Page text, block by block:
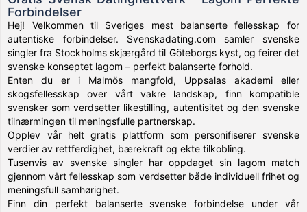
Forbindelser
Hej! Velkommen til Sveriges mest balanserte fellesskap for
autentiske forbindelser. Svenskadating.com samler svenske
singler fra Stockholms skjærgård til Göteborgs kyst, og feirer det
svenske konseptet lagom – perfekt balanserte forhold.
Enten du er i Malmös mangfold, Uppsalas akademi eller
skogsfellesskap over vårt vakre landskap, finn kompatible
svensker som verdsetter likestilling, autentisitet og den svenske
tilnærmingen til meningsfulle partnerskap.
Opplev vår helt gratis plattform som personifiserer svenske
verdier av rettferdighet, bærekraft og ekte tilkobling.
Tusenvis av svenske singler har oppdaget sin lagom match
gjennom vårt fellesskap som verdsetter både individuell frihet og
meningsfull samhørighet.
Finn din perfekt balanserte svenske forbindelse under vår